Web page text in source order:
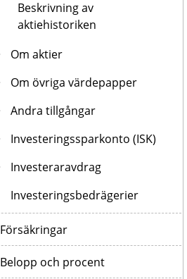
Beskrivning av
aktiehistoriken
Om aktier
Om övriga värdepapper
Andra tillgångar
Investeringssparkonto (ISK)
Investeraravdrag
Investeringsbedrägerier
Försäkringar
Belopp och procent